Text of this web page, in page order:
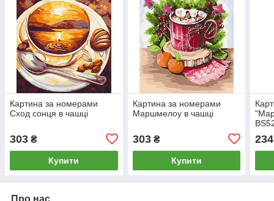
Картина за номерами
Сход сонця в чашці
303 ₴
Купити
Картина за номерами
Маршмелоу в чашці
303₴
Купити
234
Про нас